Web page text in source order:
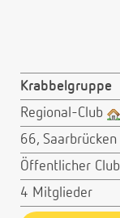
Krabbelgruppe
Regional-Club
66, Saarbrücken
Öffentlicher Club
4 Mitglieder